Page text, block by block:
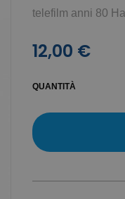
telefilm anni 80
12,00 €
QUANTITÀ